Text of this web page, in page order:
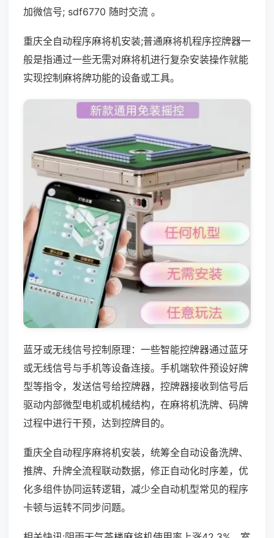
加微信号; sdf6770 随时交流 。
重庆全自动程序麻将机安装;普通麻将机程序控牌器一
般是指通过一些无需对麻将机进行复杂安装操作就能
实现控制麻将牌功能的设备或工具。
蓝牙或无线信号控制原理：一些智能控牌器通过蓝牙
或无线信号与手机等设备连接。手机端软件预设好牌
型等指令，发送信号给控牌器，控牌器接收到信号后
驱动内部微型电机或机械结构，在麻将机洗牌、码牌
过程中进行干预，达到控牌目的。
重庆全自动程序麻将机安装，统筹全自动设备洗牌、
推牌、升牌全流程联动数据，修正自动化时序差，优
化多组件协同运转逻辑，减少全自动机型常见的程序
卡顿与运转不同步问题。